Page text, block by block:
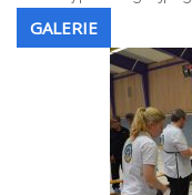
GALERIE